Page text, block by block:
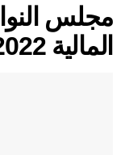
مجلس
المالية 2022 للمرة الثانية